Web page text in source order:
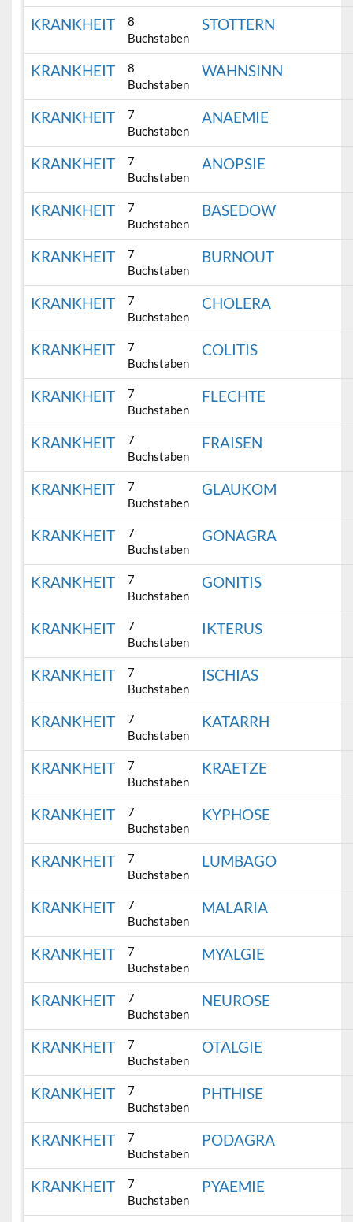
KRANKHEIT
8
Buchstaben
STOTTERN
KRANKHEIT
8
Buchstaben
WAHNSINN
KRANKHEIT
7
Buchstaben
ANAEMIE
KRANKHEIT
7
Buchstaben
ANOPSIE
KRANKHEIT
7
Buchstaben
BASEDOW
KRANKHEIT
7
Buchstaben
BURNOUT
KRANKHEIT
7
Buchstaben
CHOLERA
KRANKHEIT
7
Buchstaben
COLITIS
KRANKHEIT
7
Buchstaben
FLECHTE
KRANKHEIT
7
Buchstaben
FRAISEN
KRANKHEIT
7
Buchstaben
GLAUKOM
KRANKHEIT
7
Buchstaben
GONAGRA
KRANKHEIT
7
Buchstaben
GONITIS
KRANKHEIT
7
Buchstaben
IKTERUS
KRANKHEIT
7
Buchstaben
ISCHIAS
KRANKHEIT
7
Buchstaben
KATARRH
KRANKHEIT
7
Buchstaben
KRAETZE
KRANKHEIT
7
Buchstaben
KYPHOSE
KRANKHEIT
7
Buchstaben
LUMBAGO
KRANKHEIT
7
Buchstaben
MALARIA
KRANKHEIT
7
Buchstaben
MYALGIE
KRANKHEIT
7
Buchstaben
NEUROSE
KRANKHEIT
7
Buchstaben
OTALGIE
KRANKHEIT
7
Buchstaben
PHTHISE
KRANKHEIT
7
Buchstaben
PODAGRA
KRANKHEIT
7
Buchstaben
PYAEMIE